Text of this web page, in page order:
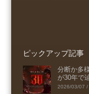
ピックアップ記事
分断か多
が30年で
2026/03/07 /